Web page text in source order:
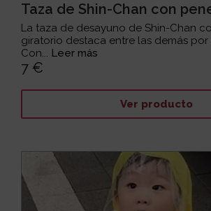
Taza de Shin-Chan con
La taza de desayuno de Shin-Chan
giratorio destaca entre las demás por
Con... Leer más
7 €
Ver producto